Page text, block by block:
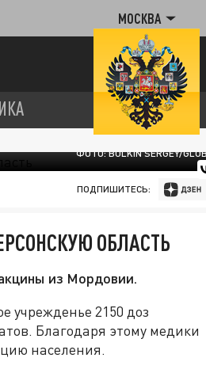
МОСКВА
ФОТО: BULKIN SERGEY/
ПОДПИШИТЕСЬ:
ОБЛАСТЬ
из Мордовии.
учрежденье 2150 доз
Благодаря этому медики
населения.